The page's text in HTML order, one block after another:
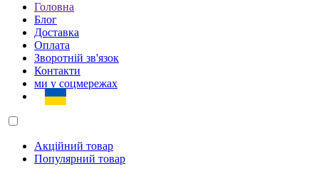
Головна
Блог
Доставка
Оплата
Зворотній зв'язок
Контакти
ми у соцмережах
Акційний товар
Популярний товар